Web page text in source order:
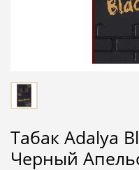
Табак Adalya
Черный